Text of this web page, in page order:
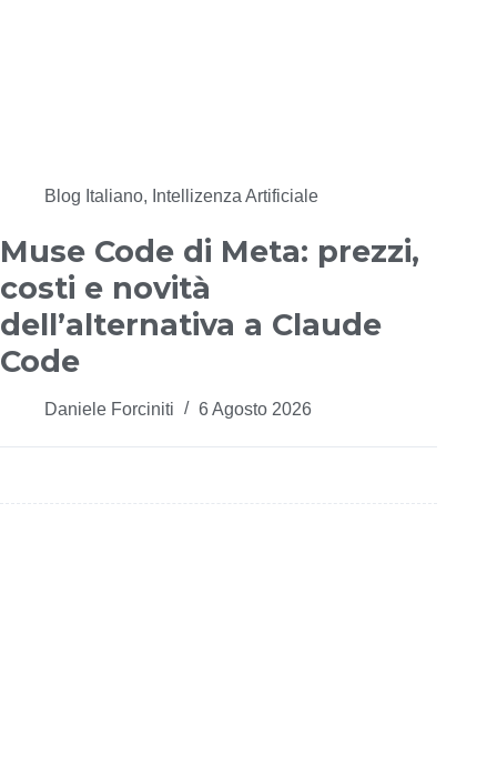
Blog Italiano, Intellizenza Artificiale
Muse Code di Meta: prezzi,
costi e novità
dell’alternativa a Claude
Code
Daniele Forciniti 6 Agosto 2026